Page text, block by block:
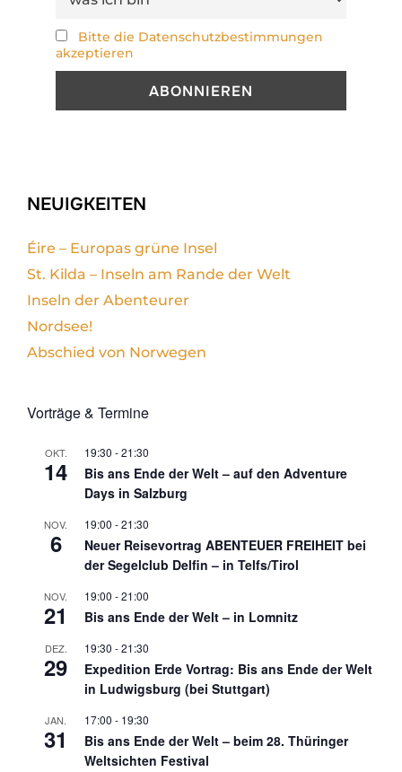
Bitte die Datenschutzbestimmungen
akzeptieren
NEUIGKEITEN
Éire – Europas grüne Insel
St. Kilda – Inseln am Rande der Welt
Inseln der Abenteurer
Nordsee!
Abschied von Norwegen
Vorträge & Termine
OKT.
14
19:30 -21:30
Bis ans Ende der Welt – auf den Adventure
Days in Salzburg
NOV.
6
19:00 -21:30
Neuer Reisevortrag ABENTEUER FREIHEIT bei
der Segelclub Delfin – in Telfs/Tirol
NOV.
21
19:00 -21:00
Bis ans Ende der Welt – in Lomnitz
DEZ.
29
19:30 -21:30
Expedition Erde Vortrag: Bis ans Ende der Welt
in Ludwigsburg (bei Stuttgart)
JAN.
31
17:00 - 19:30
Bis ans Ende der Welt – beim 28. Thüringer
Weltsichten Festival